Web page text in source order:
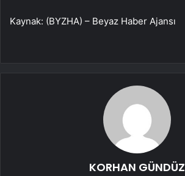
Kaynak: (BYZHA) – Beyaz Haber Ajansı
KORHAN GÜNDÜZ